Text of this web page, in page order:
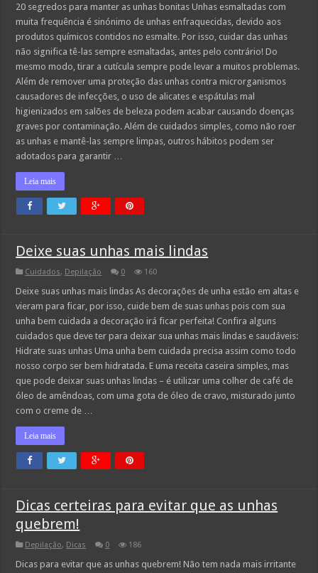
segredos
manter
as
unhas
bonitas
20 segredos para manter as unhas bonitas Unhas esmaltadas com
muita frequência é sinónimo de unhas enfraquecidas, devido aos
produtos químicos contidos no esmalte. Por isso, cuidar das unhas
não significa tê-las sempre esmaltadas, antes pelo contrário! Do
mesmo modo, tirar a cutícula sempre pode levar a muitos problemas.
Além de remover uma proteção das unhas contra microrganismos
causadores de infecções, o uso de alicates e espátulas mal
higienizados em salões de beleza podem acabar causando doenças
graves por contaminação. Além de cuidados simples, como não roer
as unhas e mantê-las sempre limpas, outros hábitos podem ser
adotados para garantir …
Leia mais
Deixe suas unhas mais lindas
Cuidados, Depilação 0 160
Deixe suas unhas mais lindas As decorações de unha estão em altas e
vieram para ficar, por isso, cuide bem de suas unhas pois com sua
unha bem cuidada a decoração irá ficar perfeita! Confira alguns
cuidados que deve ter para deixar sua unhas mais lindas e saudáveis:
Hidrate suas unhas Uma unha bem cuidada precisa assim como todo
nosso corpo ser bem hidratada. E uma receita caseira simples, mas
que pode deixar suas unhas lindas – é utilizar uma colher de café de
óleo de amêndoas, com uma gota de óleo de cravo, misturado junto
com o creme de …
Leia mais
Dicas certeiras para evitar que as unhas
quebrem!
Depilação, Dicas 0 186
Dicas para evitar que as unhas quebrem! Não tem nada mais irritante